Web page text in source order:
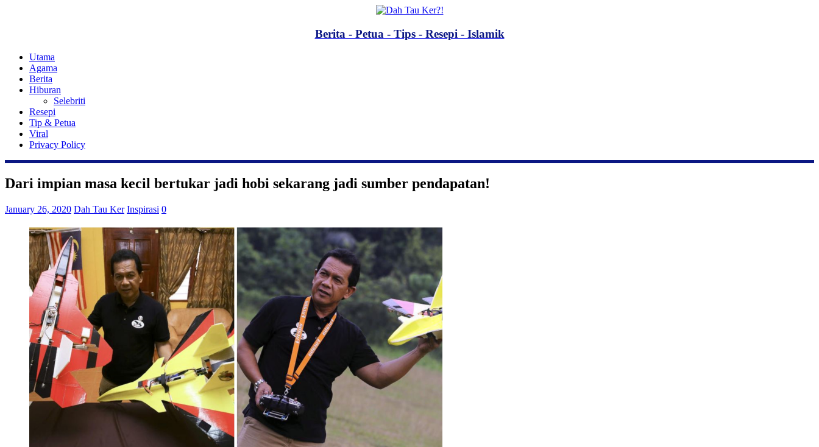
Berita - Petua - Tips - Resepi - Islamik
Utama
Agama
Berita
Hiburan
Selebriti
Resepi
Tip & Petua
Viral
Privacy Policy
Dari impian masa kecil bertukar jadi hobi sekarang jadi sumber pendapatan!
January 26, 2020 Dah Tau Ker Inspirasi 0